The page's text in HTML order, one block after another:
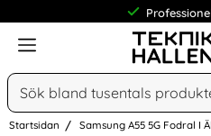
Meny
Sök
Startsidan Samsung A55 5G Fodral I